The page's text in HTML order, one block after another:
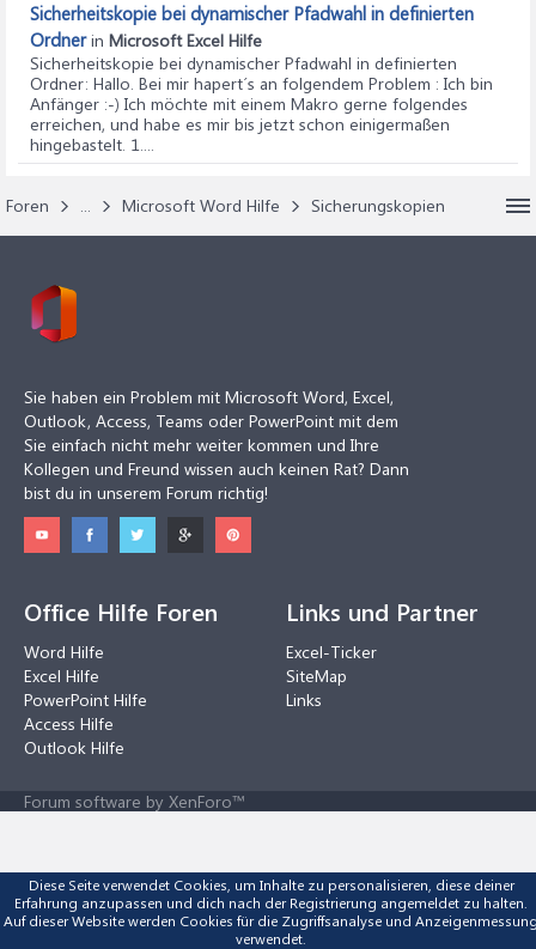
Sicherheitskopie bei dynamischer Pfadwahl in definierten
Ordnerin Microsoft Excel Hilfe
Sicherheitskopie bei dynamischer Pfadwahl in definierten
Ordner: Hallo. Bei mir hapert´s an folgendem Problem : Ich bin
Anfänger :-) Ich möchte mit einem Makro gerne folgendes
erreichen, und habe es mir bis jetzt schon einigermaßen
hingebastelt. 1....
Foren ... Microsoft Word Hilfe Sicherungskopien
Sie haben ein Problem mit Microsoft Word, Excel,
Outlook, Access, Teams oder PowerPoint mit dem
Sie einfach nicht mehr weiter kommen und Ihre
Kollegen und Freund wissen auch keinen Rat? Dann
bist du in unserem Forum richtig!
Office Hilfe Foren
Word Hilfe
Excel Hilfe
PowerPoint Hilfe
Access Hilfe
Outlook Hilfe
Links und Partner
Excel-Ticker
SiteMap
Links
Forum software by XenForo™
Diese Seite verwendet Cookies, um Inhalte zu personalisieren, diese deiner
Erfahrung anzupassen und dich nach der Registrierung angemeldet zu halten.
Auf dieser Website werden Cookies für die Zugriffsanalyse und
verwendet.